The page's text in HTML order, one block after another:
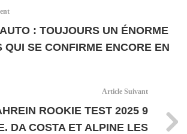
: TOUJOURS UN ÉNORME
QUI SE CONFIRME ENCORE EN
Article Suivant
ROOKIE TEST 2025 9
DA COSTA ET ALPINE LES